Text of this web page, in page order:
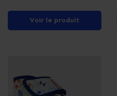
Voir le produit